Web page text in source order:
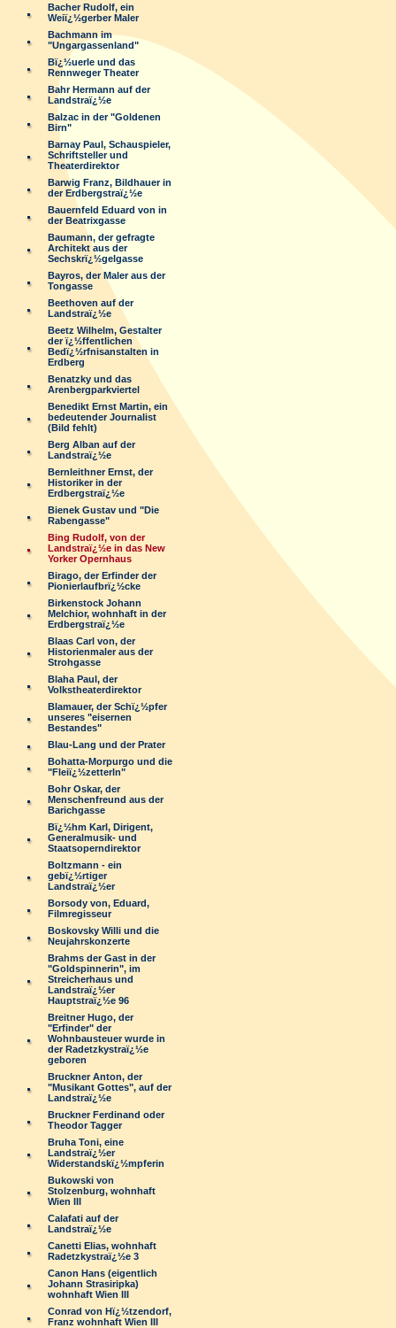
Bacher Rudolf, ein
Weiï¿½gerber Maler
Bachmann im
"Ungargassenland"
Bï¿½uerle und das
Rennweger Theater
Bahr Hermann auf der
Landstraï¿½e
Balzac in der "Goldenen
Birn"
Barnay Paul, Schauspieler,
Schriftsteller und
Theaterdirektor
Barwig Franz, Bildhauer in
der Erdbergstraï¿½e
Bauernfeld Eduard von in
der Beatrixgasse
Baumann, der gefragte
Architekt aus der
Sechskrï¿½gelgasse
Bayros, der Maler aus der
Tongasse
Beethoven auf der
Landstraï¿½e
Beetz Wilhelm, Gestalter
der ï¿½ffentlichen
Bedï¿½rfnisanstalten in
Erdberg
Benatzky und das
Arenbergparkviertel
Benedikt Ernst Martin, ein
bedeutender Journalist
(Bild fehlt)
Berg Alban auf der
Landstraï¿½e
Bernleithner Ernst, der
Historiker in der
Erdbergstraï¿½e
Bienek Gustav und "Die
Rabengasse"
Bing Rudolf, von der
Landstraï¿½e in das New
Yorker Opernhaus
Birago, der Erfinder der
Pionierlaufbrï¿½cke
Birkenstock Johann
Melchior, wohnhaft in der
Erdbergstraï¿½e
Blaas Carl von, der
Historienmaler aus der
Strohgasse
Blaha Paul, der
Volkstheaterdirektor
Blamauer, der Schï¿½pfer
unseres "eisernen
Bestandes"
Blau-Lang und der Prater
Bohatta-Morpurgo und die
"Fleiï¿½zetterln"
Bohr Oskar, der
Menschenfreund aus der
Barichgasse
Bï¿½hm Karl, Dirigent,
Generalmusik- und
Staatsoperndirektor
Boltzmann - ein
gebï¿½rtiger
Landstraï¿½er
Borsody von, Eduard,
Filmregisseur
Boskovsky Willi und die
Neujahrskonzerte
Brahms der Gast in der
"Goldspinnerin", im
Streicherhaus und
Landstraï¿½er
Hauptstraï¿½e 96
Breitner Hugo, der
"Erfinder" der
Wohnbausteuer wurde in
der Radetzkystraï¿½e
geboren
Bruckner Anton, der
"Musikant Gottes", auf der
Landstraï¿½e
Bruckner Ferdinand oder
Theodor Tagger
Bruha Toni, eine
Landstraï¿½er
Widerstandskï¿½mpferin
Bukowski von
Stolzenburg, wohnhaft
Wien III
Calafati auf der
Landstraï¿½e
Canetti Elias, wohnhaft
Radetzkystraï¿½e 3
Canon Hans (eigentlich
Johann Strasiripka)
wohnhaft Wien III
Conrad von Hï¿½tzendorf,
Franz wohnhaft Wien III